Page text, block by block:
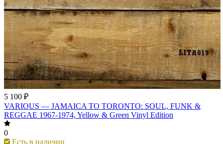
5 100 ₽
VARIOUS — JAMAICA TO TORONTO: SOUL, FUNK &
REGGAE 1967-1974, Yellow & Green Vinyl Edition
0
Есть в наличии